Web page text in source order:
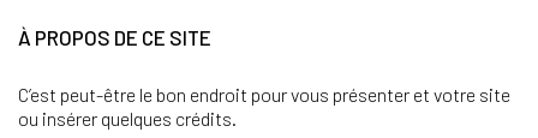
À PROPOS DE CE SITE
C’est peut-être le bon endroit pour vous présenter et votre site
ou insérer quelques crédits.